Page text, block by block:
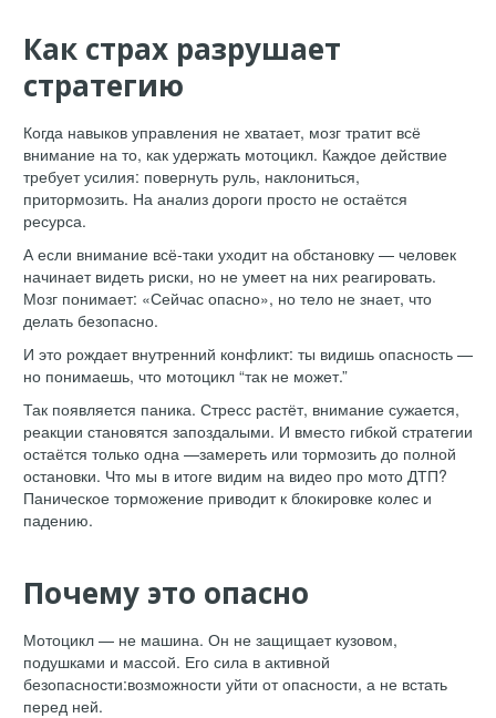
Как страх разрушает
стратегию
Когда навыков управления не хватает, мозг тратит всё
внимание на то, как удержать мотоцикл. Каждое действие
требует усилия: повернуть руль, наклониться,
притормозить. На анализ дороги просто не остаётся
ресурса.
А если внимание всё-таки уходит на обстановку — человек
начинает видеть риски, но не умеет на них реагировать.
Мозг понимает: «Сейчас опасно», но тело не знает, что
делать безопасно.
И это рождает внутренний конфликт: ты видишь опасность —
но понимаешь, что мотоцикл “так не может.”
Так появляется паника. Стресс растёт, внимание сужается,
реакции становятся запоздалыми. И вместо гибкой стратегии
остаётся только одна —замереть или тормозить до полной
остановки. Что мы в итоге видим на видео про мото ДТП?
Паническое торможение приводит к блокировке колес и
падению.
Почему это опасно
Мотоцикл — не машина. Он не защищает кузовом,
подушками и массой. Его сила в активной
безопасности:возможности уйти от опасности, а не встать
перед ней.